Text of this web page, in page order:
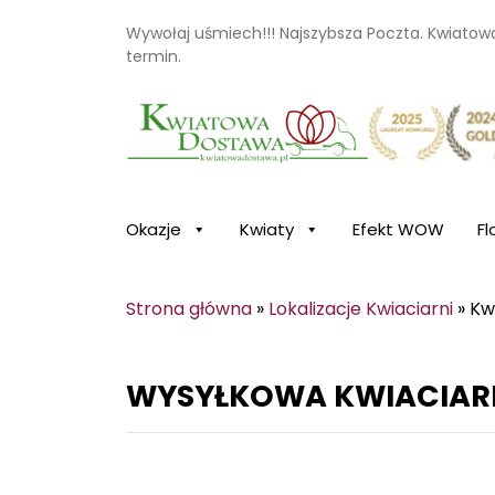
Wywołaj uśmiech!!! Najszybsza Poczta.
termin.
Kwiaciarnia internetowa Kwiatowa
Okazje Kwiaty Efekt WOW
Strona główna » Lokalizacje Kwiaciarni »
WYSYŁKOWA